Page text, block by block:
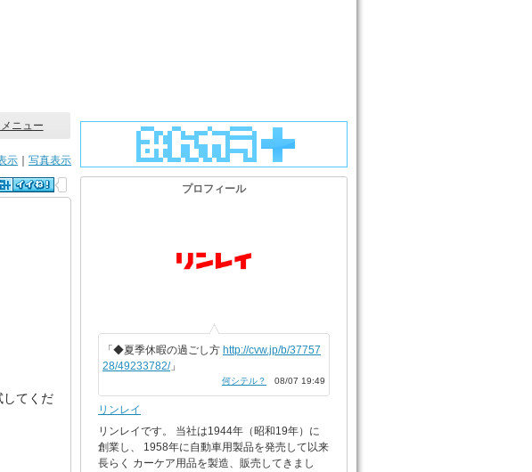
ニュー
示 写真表示
してくだ
プロフィール
「◆夏季休暇の過ごし方 http://cvw.jp/b/37757
28/49233782/」
何シテル？ 08/07 19:49
リンレイ
リンレイです。 当社は1944年（昭和19年）に
創業し、 1958年に自動車用製品を発売して以来
長らく カーケア用品を製造、販売してきまし